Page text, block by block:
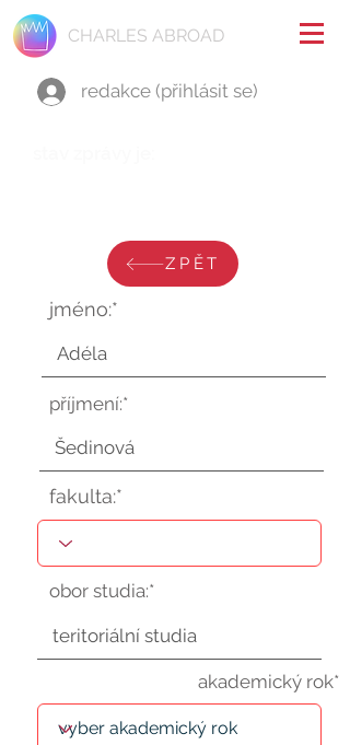
CHARLES ABROAD
redakce (přihlásit se)
ZPĚT
jméno:*
příjmení:*
fakulta:*
obor studia:*
akademický rok*